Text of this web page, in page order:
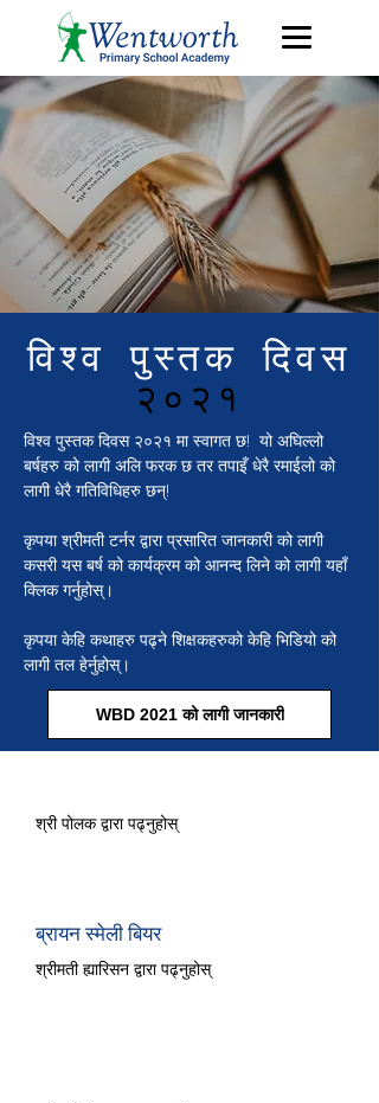
विश्व पुस्तक दिवस
२०२१
विश्व पुस्तक दिवस २०२१ मा स्वागत छ! यो अघिल्लो
बर्षहरु को लागी अलि फरक छ तर तपाइँ धेरै रमाईलो को
लागी धेरै गतिविधिहरु छन्!
कृपया श्रीमती टर्नर द्वारा प्रसारित जानकारी को लागी
कसरी यस बर्ष को कार्यक्रम को आनन्द लिने को लागी यहाँ
क्लिक गर्नुहोस्।
कृपया केहि कथाहरु पढ्ने शिक्षकहरुको केहि भिडियो को
लागी तल हेर्नुहोस्।
WBD 2021 को लागी जानकारी
श्री पोलक द्वारा पढ्नुहोस्
ब्रायन स्मेली बियर
श्रीमती ह्यारिसन द्वारा पढ्नुहोस्